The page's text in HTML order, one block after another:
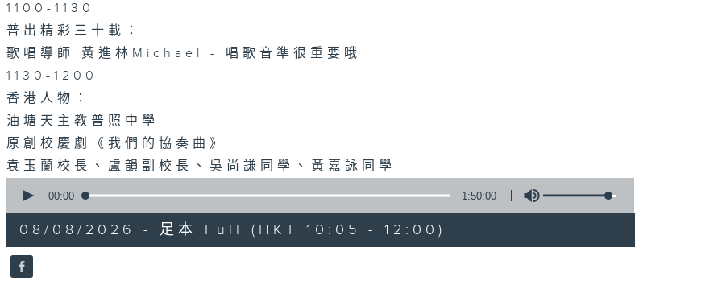
1100-1130
普出精彩三十載：
歌唱導師 黃進林Michael - 唱歌音準很重要哦
1130-1200
香港人物：
油塘天主教普照中學
原創校慶劇《我們的協奏曲》
袁玉蘭校長、盧韻副校長、吳尚謙同學、黃嘉詠同學
seconds
hour,
50
minutes,
0
00:00 1:50:00
08/08/2026 - 足本 Full (HKT 10:05 - 12:00)